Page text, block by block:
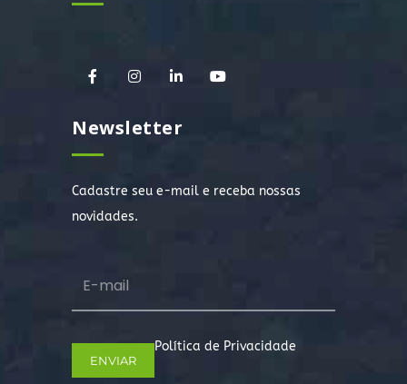
Newsletter
Cadastre seu e-mail e receba nossas
novidades.
Política de Privacidade